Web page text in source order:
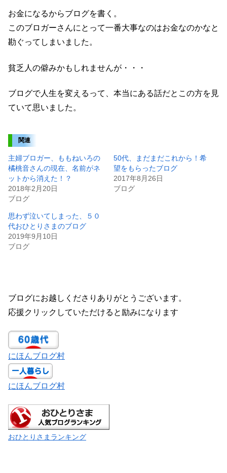
お金になるからブログを書く。
このブロガーさんにとって一番大事なのはお金なのかなと
勘ぐってしまいました。
貧乏人の僻みかもしれませんが・・・
ブログで人生を変えるって、本当にある話だとこの方を見
ていて思いました。
関連
主婦ブロガー、ももねいろの
橘桃音さんの現在、名前がネ
ットから消えた！？
2018年2月20日
ブログ
50代、まだまだこれから！希
望をもらったブログ
2017年8月26日
ブログ
思わず泣いてしまった、５０
代おひとりさまのブログ
2019年9月10日
ブログ
ブログにお越しくださりありがとうございます。
応援クリックしていただけると励みになります
にほんブログ村
にほんブログ村
おひとりさまランキング